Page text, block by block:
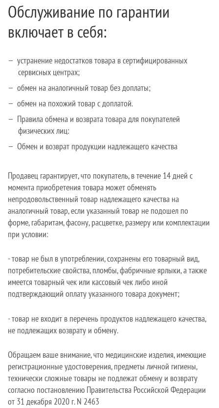
Обслуживание по гарантии
включает в себя:
устранение недостатков товара в сертифицированных
сервисных центрах;
обмен на аналогичный товар без доплаты;
обмен на похожий товар с доплатой.
Правила обмена и возврата товара для покупателей
физических лиц:
Обмен и возврат продукции надлежащего качества
Продавец гарантирует, что покупатель, в течение 14 дней с
момента приобретения товара может обменять
непродовольственный товар надлежащего качества на
аналогичный товар, если указанный товар не подошел по
форме, габаритам, фасону, расцветке, размеру или комплектации
при условии:
- товар не был в употреблении, сохранены его товарный вид,
потребительские свойства, пломбы, фабричные ярлыки, а также
имеется товарный чек или кассовый чек либо иной
подтверждающий оплату указанного товара документ;
- товар не входит в перечень продуктов надлежащего качества,
не подлежащих возврату и обмену.
Обращаем ваше внимание, что медицинские изделия, имеющие
регистрационные удостоверения, предметы личной гигиены,
технически сложные товары не подлежат обмену и возврату
согласно постановлению Правительства Российской Федерации
от 31 декабря 2020 г. N 2463